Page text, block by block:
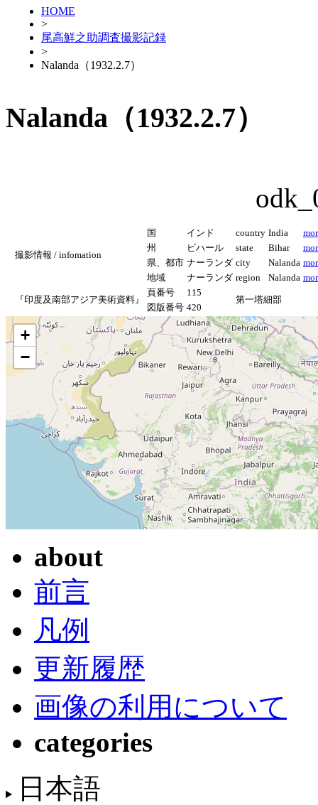
HOME
>
尾高鮮之助調査撮影記録
>
Nalanda（1932.2.7）
Nalanda（1932.2.7）
撮影情報 / infomation
国 インド country India
州
ビハール state Bihar
県、都市 ナーランダ city Nalanda
地域
ナーランダ region Nalanda
『印度及南部アジア美術資料』
頁番号 115
第一塔細部
図版番号 420
+
−
about
前言
凡例
更新履歴
画像の利用について
categories
日本語